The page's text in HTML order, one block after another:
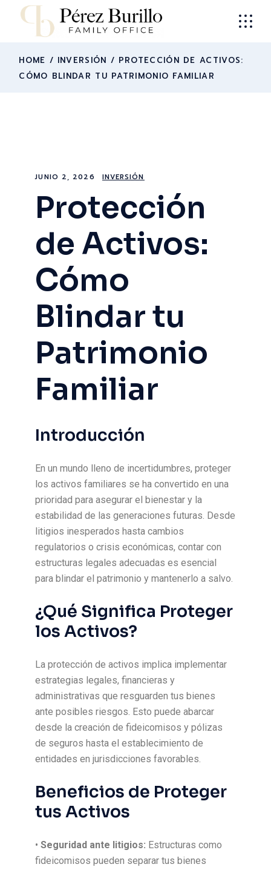
HOME INVERSIÓN
PROTECCIÓN DE ACTIVOS:
CÓMO BLINDAR TU PATRIMONIO FAMILIAR
JUNIO 2, 2026 INVERSIÓN
Protección
de Activos:
Cómo
Blindar tu
Patrimonio
Familiar
Introducción
En un mundo lleno de incertidumbres, proteger
los activos familiares se ha convertido en una
prioridad para asegurar el bienestar y la
estabilidad de las generaciones futuras. Desde
litigios inesperados hasta cambios
regulatorios o crisis económicas, contar con
estructuras legales adecuadas es esencial
para blindar el patrimonio y mantenerlo a salvo.
¿Qué Significa Proteger
los Activos?
La protección de activos implica implementar
estrategias legales, financieras y
administrativas que resguarden tus bienes
ante posibles riesgos. Esto puede abarcar
desde la creación de fideicomisos y pólizas
de seguros hasta el establecimiento de
entidades en jurisdicciones favorables.
Beneficios de Proteger
tus Activos
•Seguridad ante litigios: Estructuras como
fideicomisos pueden separar tus bienes